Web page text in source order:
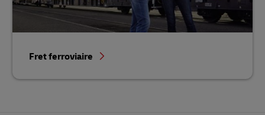
Fret ferroviaire